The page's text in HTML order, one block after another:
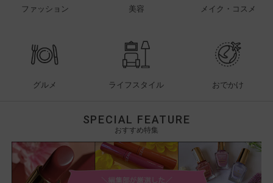
ファッション 美容 メイク・コスメ
グルメ ライフスタイル おでかけ
SPECIAL FEATURE
おすすめ特集